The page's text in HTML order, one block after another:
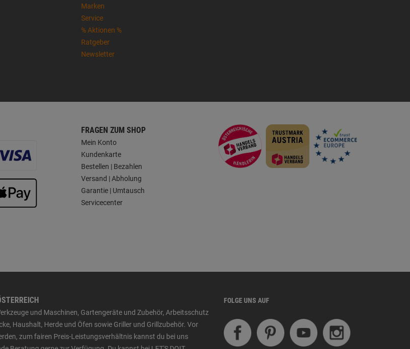
Marken
Service
% Aktionen %
Ratgeber
Newsletter
FRAGEN ZUM SHOP
Mein Konto
Kundenkarte
Bestellen | Bezahlen
Versand | Abholung
Garantie | Umtausch
Servicecenter
und Maschinen, Gartengeräte und Zubehör, Arbeitsschutz
Haushalt, Herde und Öfen sowie Griller und Grillzubehör. Vor
zum fairen Preis-Leistungsverhältnis kannst du bei uns
FOLGE UNS AUF